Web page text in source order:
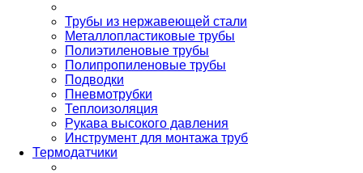
Трубы из нержавеющей стали
Металлопластиковые трубы
Полиэтиленовые трубы
Полипропиленовые трубы
Подводки
Пневмотрубки
Теплоизоляция
Рукава высокого давления
Инструмент для монтажа труб
Термодатчики